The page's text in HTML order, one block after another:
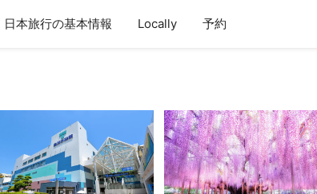
日本旅行の基本情報 Locally 予約